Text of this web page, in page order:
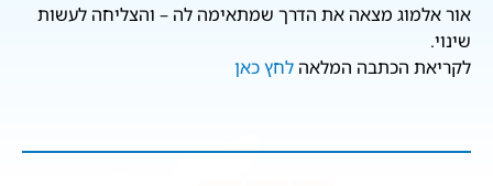
אור אלמוג מצאה את הדרך שמתאימה לה – והצליחה לעשות
שינוי.
לקריאת הכתבה המלאה לחץ כאן